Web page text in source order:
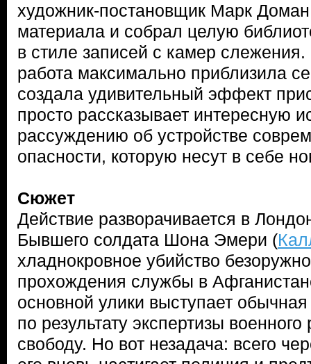
художник-постановщик Марк Доман
материала и собрал целую
в стиле записей с камер слежения.
работа максимально приблизила
создала удивительный эффект
просто рассказывает интересную
рассуждению об устройстве
опасности, которую несут в себе
Сюжет
Действие разворачивается в
Бывшего солдата Шона Эмери (
хладнокровное убийство
прохождения службы в
основной улики выступает
по результату экспертизы
свободу. Но вот незадача: всего